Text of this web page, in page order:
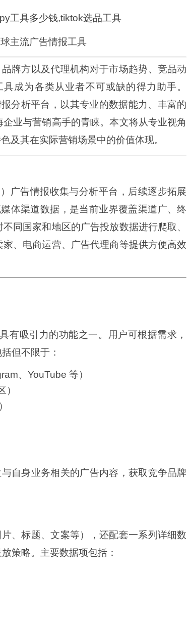
主流广告情报工具
牌方以及代理机构对于市场趋势、竞品动
成为各类从业者不可或缺的得力助手。
分析平台，以其专业的数据能力、丰富的
业与营销高手的青睐。本文将从专业视角
及其在实际营销场景中的价值体现。
广告情报收集与分析平台，后续逐步拓展
体渠道数据，是当前业界覆盖渠道广、终
同国家和地区的广告投放数据进行爬取、
、电商运营、广告代理商等提供方便高效
有吸引力的功能之一。用户可根据需求，
但不限于：
、YouTube 等）
自身业务相关的广告内容，获取竞争品牌
、标题、文案等），还配套一系列详细数
策略。主要数据项包括：